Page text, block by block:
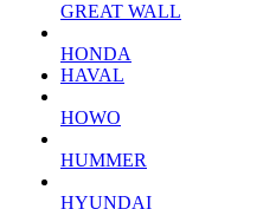
GREAT WALL
HONDA
HAVAL
HOWO
HUMMER
HYUNDAI